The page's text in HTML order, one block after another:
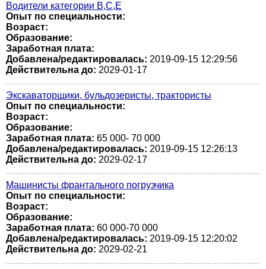
Водители категории В,С,Е
Опыт по специальности:
Возраст:
Образование:
Заработная плата:
Добавлена/редактировалась: 2019-09-15 12:29:56
Действительна до: 2029-01-17
Экскаваторщики, бульдозеристы, трактористы
Опыт по специальности:
Возраст:
Образование:
Заработная плата: 65 000- 70 000
Добавлена/редактировалась: 2019-09-15 12:26:13
Действительна до: 2029-02-17
Машинисты франтального погрузчика
Опыт по специальности:
Возраст:
Образование:
Заработная плата: 60 000-70 000
Добавлена/редактировалась: 2019-09-15 12:20:02
Действительна до: 2029-02-21